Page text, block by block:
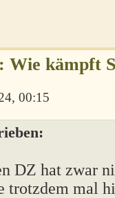
Wie kämpft
00:15
DZ hat zwar
trotzdem mal